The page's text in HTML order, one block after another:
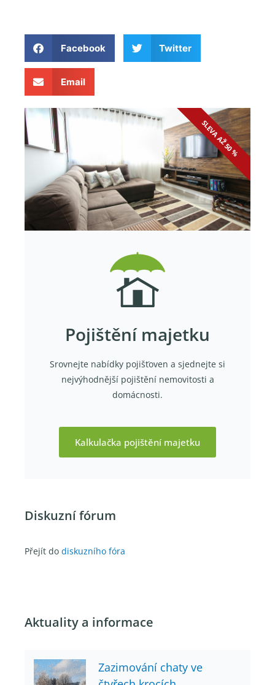
Facebook Twitter
Email
Pojištění majetku
Srovnejte nabídky pojišťoven a sjednejte si
nejvýhodnější pojištění nemovitosti a
domácnosti.
Kalkulačka pojištění majetku
SLEVA AŽ 50 %
Diskuzní fórum
Přejít do diskuzního fóra
Aktuality a informace
Zazimování chaty ve